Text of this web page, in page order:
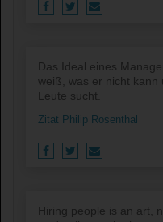
Das Ideal eines
weiß, was er nicht kann
Leute sucht.
Zitat Philip Rosenthal
Hiring people is an art,